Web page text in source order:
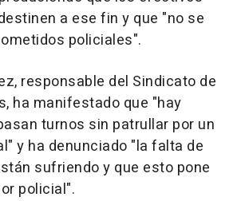
a ese fin y que "no se
policiales".
responsable del Sindicato de
ha manifestado que "hay
turnos sin patrullar por un
y ha denunciado "la falta de
sufriendo y que esto pone
policial".